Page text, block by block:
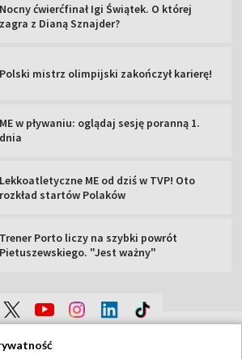
Nocny ćwierćfinał Igi Świątek. O której
zagra z Dianą Sznajder?
Polski mistrz olimpijski zakończył karierę!
ME w pływaniu: oglądaj sesję poranną 1.
dnia
Lekkoatletyczne ME od dziś w TVP! Oto
rozkład startów Polaków
Trener Porto liczy na szybki powrót
Pietuszewskiego. "Jest ważny"